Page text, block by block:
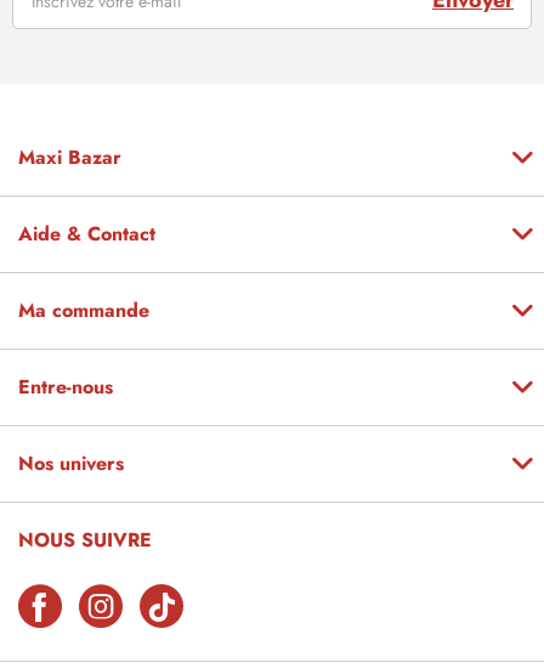
Maxi Bazar
Aide & Contact
Ma commande
Entre-nous
Nos univers
NOUS SUIVRE